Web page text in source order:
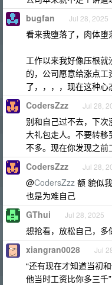
bugfan Jul 28, 2025
看来我堕落了，肉体堕
工作以来我好像压根
的，公司愿意给涨点
了，，，，现在这种
CodersZzz Jul 28,
别和自己过不去，下
大礼包走人。不要转
不多。现在你发现之前
CodersZzz Jul 28,
@CodersZzz 额 貌似
也是为难自己
GThui Jul 28, 2025
想抢看，放松自己，
xiangran0028 Jul
“还有现在才知道当初
他当时工资比你多三千